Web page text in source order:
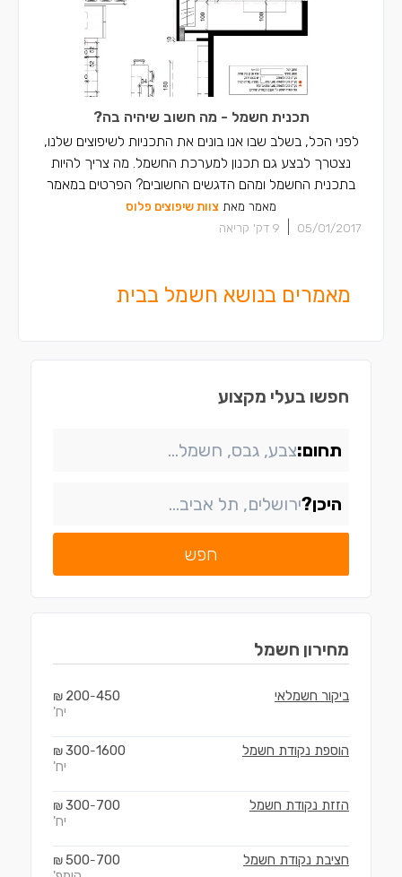
תכנית חשמל - מה חשוב שיהיה בה?
לפני הכל, בשלב שבו אנו בונים את התכניות לשיפוצים שלנו,
נצטרך לבצע גם תכנון למערכת החשמל. מה צריך להיות
בתכנית החשמל ומהם הדגשים החשובים? הפרטים במאמר
מאמר מאת צוות שיפוצים פלוס
05/01/2017
9 דק' קריאה
מאמרים בנושא חשמל בבית
חפשו בעלי מקצוע
תחום:
היכן?
חפש
מחירון חשמל
ביקור חשמלאי 200-450
₪
יח'
הוספת נקודת חשמל 300-1600
₪
יח'
הזזת נקודת חשמל 300-700
₪
יח'
חציבת נקודת חשמל 500-700
₪